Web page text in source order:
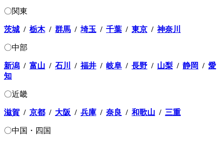
〇関東
茨城 / 栃木/ 群馬 / 埼玉 / 千葉 / 東京 /神奈川
〇中部
新潟 / 富山 / 石川 /福井 / 岐阜 / 長野 / 山梨 / 静岡 / 愛
知
〇近畿
滋賀 / 京都 / 大阪 / 兵庫 / 奈良 / 和歌山 / 三重
〇中国・四国